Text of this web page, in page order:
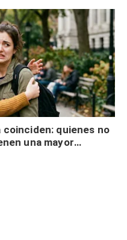
quienes no
una mayor
y no es por